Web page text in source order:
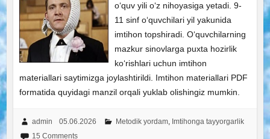
o‘quv yili o‘z nihoyasiga yetadi. 9-
11 sinf o‘quvchilari yil yakunida
imtihon topshiradi. O‘quvchilarning
mazkur sinovlarga puxta hozirlik
ko‘rishlari uchun imtihon
materiallari saytimizga joylashtirildi. Imtihon materiallari PDF
formatida quyidagi manzil orqali yuklab olishingiz mumkin.
admin 05.06.2026 Metodik yordam, Imtihonga tayyorgarlik
15 Comments